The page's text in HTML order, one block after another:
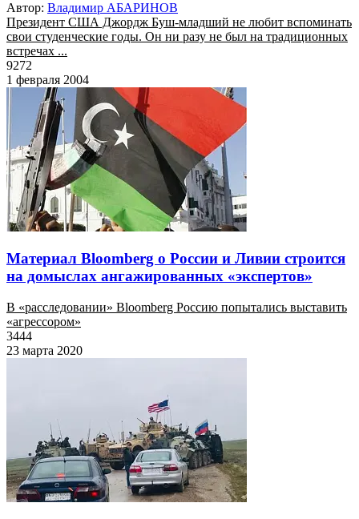
Автор: Владимир АБАРИНОВ
Президент США Джордж Буш-младший не любит вспоминать
свои студенческие годы. Он ни разу не был на традиционных
встречах ...
9272
1 февраля 2004
Материал Bloomberg о России и Ливии строится
на домыслах ангажированных «экспертов»
В «расследовании» Bloomberg Россию попытались выставить
«агрессором»
3444
23 марта 2020